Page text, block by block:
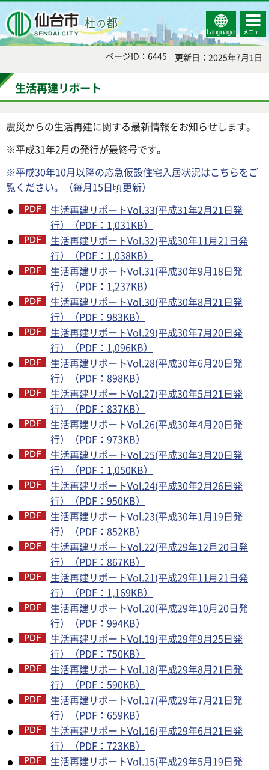
Select
Language
コンテ
ンツメ
ニュー
ページID：6445 更新日：2025年7月1日
生活再建リポート
震災からの生活再建に関する最新情報をお知らせします。
※平成31年2月の発行が最終号です。
※平成30年10月以降の応急仮設住宅入居状況はこちらをご
覧ください。（毎月15日頃更新）
生活再建リポートVol.33(平成31年2月21日発
行）（PDF：1,031KB）
生活再建リポートVol.32(平成30年11月21日発
行）（PDF：1,038KB）
生活再建リポートVol.31(平成30年9月18日発
行）（PDF：1,237KB）
生活再建リポートVol.30(平成30年8月21日発
行）（PDF：983KB）
生活再建リポートVol.29(平成30年7月20日発
行）（PDF：1,096KB）
生活再建リポートVol.28(平成30年6月20日発
行）（PDF：898KB）
生活再建リポートVol.27(平成30年5月21日発
行）（PDF：837KB）
生活再建リポートVol.26(平成30年4月20日発
行）（PDF：973KB）
生活再建リポートVol.25(平成30年3月20日発
行）（PDF：1,050KB）
生活再建リポートVol.24(平成30年2月26日発
行）（PDF：950KB）
生活再建リポートVol.23(平成30年1月19日発
行）（PDF：852KB）
生活再建リポートVol.22(平成29年12月20日発
行）（PDF：867KB）
生活再建リポートVol.21(平成29年11月21日発
行）（PDF：1,169KB）
生活再建リポートVol.20(平成29年10月20日発
行）（PDF：994KB）
生活再建リポートVol.19(平成29年9月25日発
行）（PDF：750KB）
生活再建リポートVol.18(平成29年8月21日発
行）（PDF：590KB）
生活再建リポートVol.17(平成29年7月21日発
行）（PDF：659KB）
生活再建リポートVol.16(平成29年6月21日発
行）（PDF：723KB）
生活再建リポートVol.15(平成29年5月19日発